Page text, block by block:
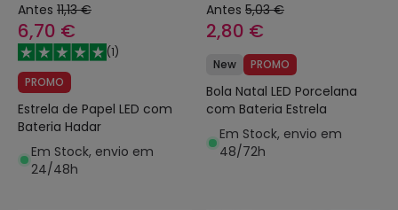
Antes 11,13 €
6,70 €
(1)
PROMO
Estrela de Papel LED com
Bateria Hadar
Em Stock, envio em
24/48h
Antes 5,03 €
2,80 €
New PROMO
Bola Natal LED Porcelana
com Bateria Estrela
Em Stock, envio em
48/72h